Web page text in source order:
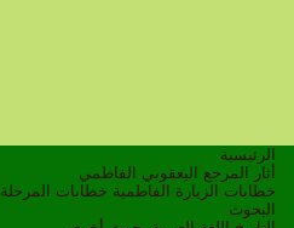
الرئيسية
أثار المرجع اليعقوبي الفاطمي
خطابات الزيارة الفاطمية خطابات المرحلة
البحوث